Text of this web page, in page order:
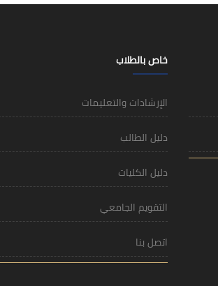
خاص بالطلاب
الإرشادات والتعليمات
دليل الطالب
دليل الكليات
التقويم الجامعي
اتصل بنا